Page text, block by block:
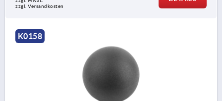
zzgl. Versandkosten
K0158